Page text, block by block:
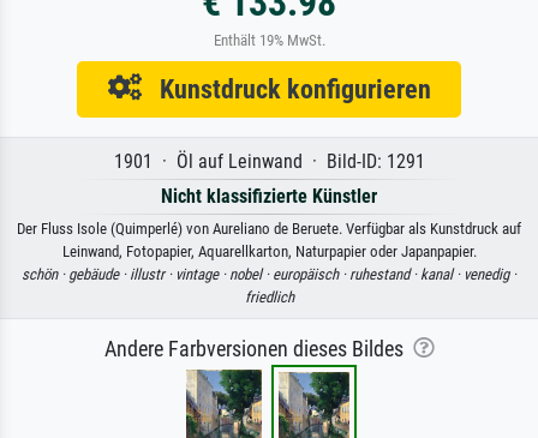
Enthält 19% MwSt.
Kunstdruck konfigurieren
1901 · Öl auf Leinwand · Bild-ID: 1291
Nicht klassifizierte Künstler
Der Fluss Isole (Quimperlé) von Aureliano de Beruete. Verfügbar als Kunstdruck auf
Leinwand, Fotopapier, Aquarellkarton, Naturpapier oder Japanpapier.
schön · gebäude · illustr · vintage · nobel · europäisch · ruhestand · kanal · venedig ·
friedlich
Andere Farbversionen dieses Bildes